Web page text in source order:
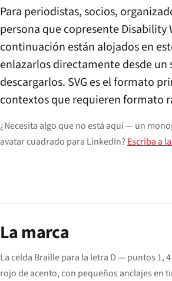
Para periodistas, socios,
persona que copresente Disability
continuación están alojados en
enlazarlos directamente desde
descargarlos. SVG es el formato
contextos que requieren formato
¿Necesita algo que no está aquí — un
avatar cuadrado para LinkedIn? Escriba a
La marca
La celda Braille para la letra D — puntos 1,
rojo de acento, con pequeños anclajes en